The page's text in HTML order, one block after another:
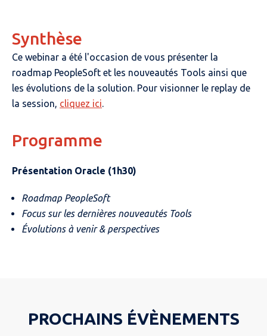
Synthèse
Ce webinar a été l'occasion de vous présenter la
roadmap PeopleSoft et les nouveautés Tools ainsi que
les évolutions de la solution. Pour visionner le replay de
la session, cliquez ici.
Programme
Présentation Oracle (1h30)
Roadmap PeopleSoft
Focus sur les dernières nouveautés Tools
Évolutions à venir & perspectives
PROCHAINS ÉVÈNEMENTS